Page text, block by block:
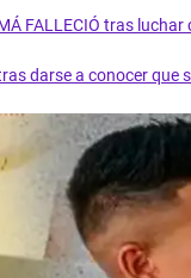
FALLECIÓ tras
darse a conocer que